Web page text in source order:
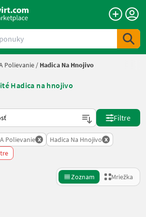
Polievanie / Hadica Na Hnojivo
Hadica na hnojivo
na Landwirt.com
Filtre
Polievanie x Hadica Na Hnojivo x
Zoznam Mriežka